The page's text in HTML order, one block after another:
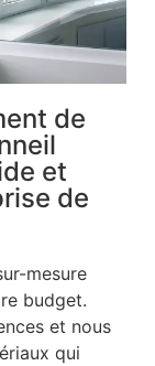
de
et
de
mesure
budget.
et nous
qui